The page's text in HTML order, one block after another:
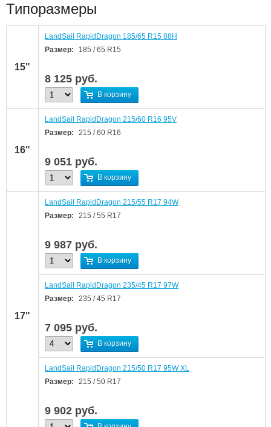
Типоразмеры
15"
LandSail RapidDragon 185/65 R15 88H
Размер:
185 / 65 R15
8 125 руб.
В корзину
16"
LandSail RapidDragon 215/60 R16 95V
Размер:
215 / 60 R16
9 051 руб.
В корзину
17"
LandSail RapidDragon 215/55 R17 94W
Размер:
215 / 55 R17
9 987 руб.
В корзину
LandSail RapidDragon 235/45 R17 97W
Размер:
235 / 45 R17
7 095 руб.
В корзину
LandSail RapidDragon 215/50 R17 95W XL
Размер:
215 / 50 R17
9 902 руб.